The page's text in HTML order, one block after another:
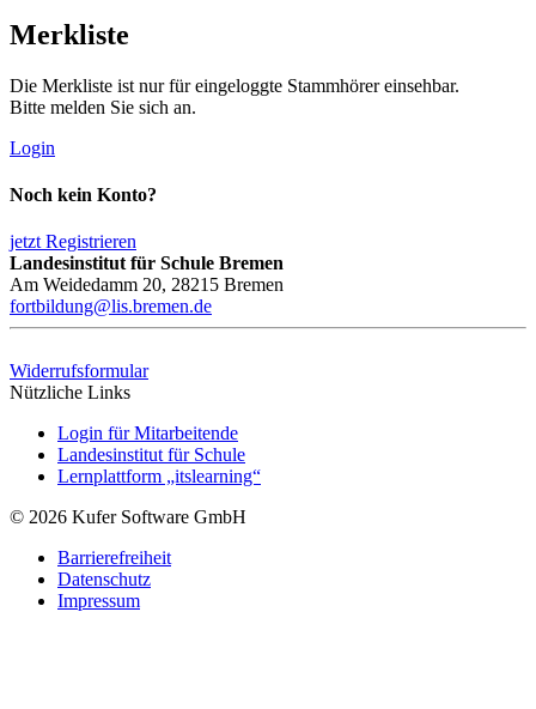
Merkliste
Die Merkliste ist nur für eingeloggte Stammhörer einsehbar.
Bitte melden Sie sich an.
Login
Noch kein Konto?
jetzt Registrieren
Landesinstitut für Schule Bremen
Am Weidedamm 20, 28215 Bremen
fortbildung@lis.bremen.de
Widerrufsformular
Nützliche Links
Login für Mitarbeitende
Landesinstitut für Schule
Lernplattform „itslearning“
© 2026 Kufer Software GmbH
Barrierefreiheit
Datenschutz
Impressum